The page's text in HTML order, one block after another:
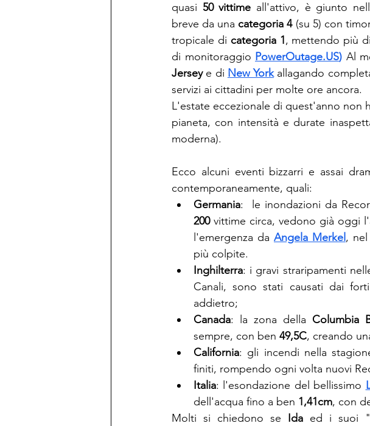
quasi 50 vittime all'attivo, è giunto
breve da una categoria 4 (su 5) con
tropicale di categoria 1, mettendo più
di monitoraggio PowerOutage.US) Al
Jersey e di New York allagando
servizi ai cittadini per molte ore ancora.
L'estate eccezionale di quest'anno non
pianeta, con intensità e durate
moderna).
Ecco alcuni eventi bizzarri e assai
contemporaneamente, quali:
Germania
200 vittime circa, vedono già oggi
l'emergenza da Angela Merkel ,
più colpite.
Inghilterra: i gravi straripamenti
Canali, sono stati causati dai
addietro;
Canada: la zona della Columbia
sempre, con ben 49,5C, creando
California: gli incendi nella
finiti, rompendo ogni volta nuovi
Italia: l'esondazione del bellissimo
dell'acqua fino a ben 1,41cm, con
Molti si chiedono se Ida ed i suoi "